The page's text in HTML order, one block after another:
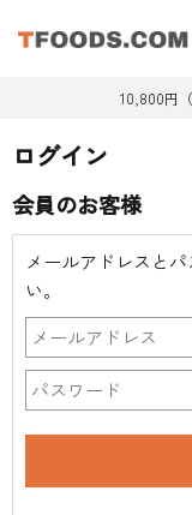
10,800円
ログイン
会員のお客様
メールアドレスと
い。